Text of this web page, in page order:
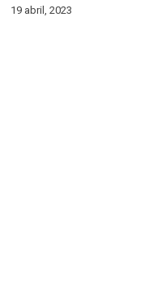
19 abril, 2023